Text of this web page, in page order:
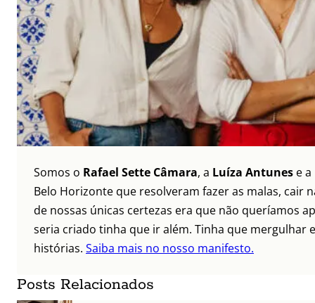
Somos o Rafael Sette Câmara, a Luíza Antunes e a
Belo Horizonte que resolveram fazer as malas, cair
de nossas únicas certezas era que não queríamos
seria criado tinha que ir além. Tinha que mergulhar
histórias. Saiba mais no nosso manifesto.
Posts Relacionados